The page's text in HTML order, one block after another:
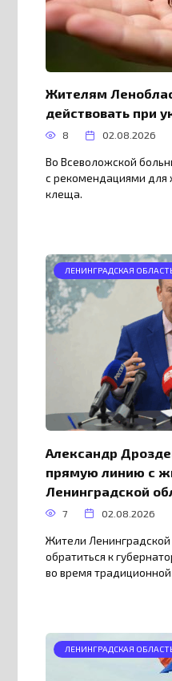
Жителям
действовать при
8 02.08.2026
Во Всеволожской
с рекомендациями для
клеща.
ЛЕНИНГРАДСКАЯ
Александр
прямую линию с
Ленинградской
7 02.08.2026
Жители
обратиться к
во время традиционной
ЛЕНИНГРАДСКАЯ